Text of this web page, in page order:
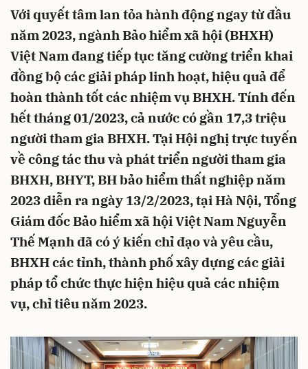
Với quyết tâm lan tỏa hành động ngay từ đầu
năm 2023, ngành Bảo hiểm xã hội (BHXH)
Việt Nam đang tiếp tục tăng cường triển khai
đồng bộ các giải pháp linh hoạt, hiệu quả để
hoàn thành tốt các nhiệm vụ BHXH. Tính đến
hết tháng 01/2023, cả nước có gần 17,3 triệu
người tham gia BHXH. Tại Hội nghị trực tuyến
về công tác thu và phát triển người tham gia
BHXH, BHYT, BH bảo hiểm thất nghiệp năm
2023 diễn ra ngày 13/2/2023, tại Hà Nội, Tổng
Giám đốc Bảo hiểm xã hội Việt Nam Nguyễn
Thế Mạnh đã có ý kiến chỉ đạo và yêu cầu,
BHXH các tỉnh, thành phố xây dựng các giải
pháp tổ chức thực hiện hiệu quả các nhiệm
vụ, chỉ tiêu năm 2023.